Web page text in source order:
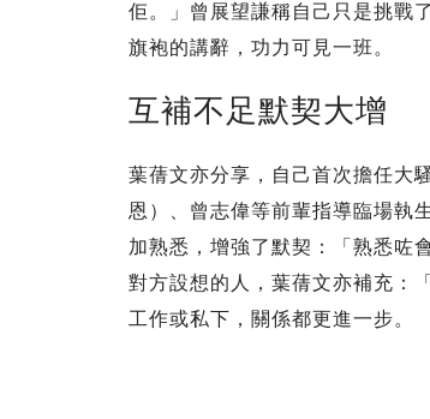
佢。」曾展望謙稱自己只是挑戰
旗袍的講辭，功力可見一班。
互補不足默契大增
葉蒨文亦分享，自己首次擔任大
恩）、曾志偉等前輩指導臨場執
加熟悉，增強了默契：「熟悉咗
對方設想的人，葉蒨文亦補充：
工作或私下，關係都更進一步。